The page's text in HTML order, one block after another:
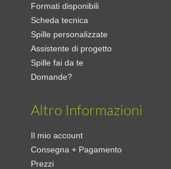
Formati disponibili
Scheda tecnica
Spille personalizzate
Assistente di progetto
Spille fai da te
Domande?
Altro Informazioni
Il mio account
Consegna + Pagamento
Prezzi